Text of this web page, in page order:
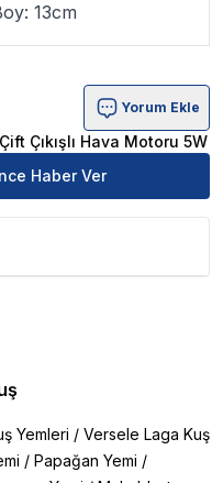
13cm
Motoru 5W Ürün
Yorum Ekle
Çıkışlı Hava Motoru 5W
Haber Ver
Yemleri / Versele Laga Kuş
/ Papağan Yemi /